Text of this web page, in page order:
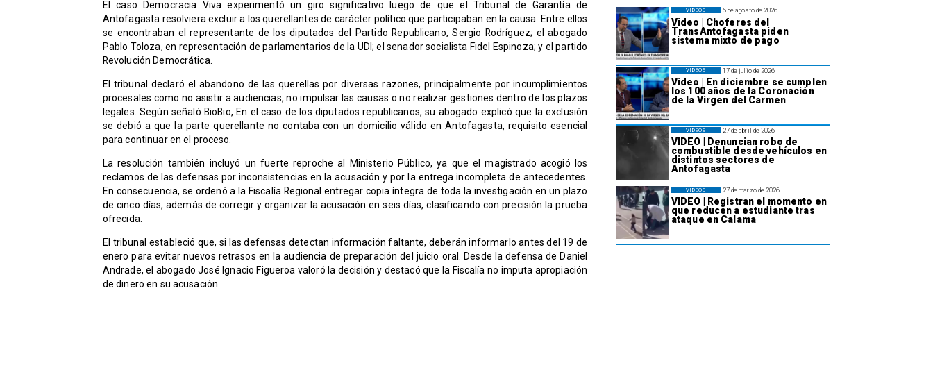
El caso Democracia Viva experimentó un giro significativo luego de que el Tribunal de Garantía de
Antofagasta resolviera excluir a los querellantes de carácter político que participaban en la causa. Entre ellos
se encontraban el representante de los diputados del Partido Republicano, Sergio Rodríguez; el abogado
Pablo Toloza, en representación de parlamentarios de la UDI; el senador socialista Fidel Espinoza; y el partido
Revolución Democrática.
El tribunal declaró el abandono de las querellas por diversas razones, principalmente por incumplimientos
procesales como no asistir a audiencias, no impulsar las causas o no realizar gestiones dentro de los plazos
legales. Según señaló BioBio, En el caso de los diputados republicanos, su abogado explicó que la exclusión
se debió a que la parte querellante no contaba con un domicilio válido en Antofagasta, requisito esencial
para continuar en el proceso.
La resolución también incluyó un fuerte reproche al Ministerio Público, ya que el magistrado acogió los
reclamos de las defensas por inconsistencias en la acusación y por la entrega incompleta de antecedentes.
En consecuencia, se ordenó a la Fiscalía Regional entregar copia íntegra de toda la investigación en un plazo
de cinco días, además de corregir y organizar la acusación en seis días, clasificando con precisión la prueba
ofrecida.
El tribunal estableció que, si las defensas detectan información faltante, deberán informarlo antes del 19 de
enero para evitar nuevos retrasos en la audiencia de preparación del juicio oral. Desde la defensa de Daniel
Andrade, el abogado José Ignacio Figueroa valoró la decisión y destacó que la Fiscalía no imputa apropiación
de dinero en su acusación.
6 de agosto de 2026
Video | Choferes del
TransAntofagasta piden
sistema mixto de pago
VIDEOS
17 de julio de 2026
Video | En diciembre se cumplen
los 100 años de la Coronación
de la Virgen del Carmen
VIDEOS
27 de abril de 2026
VIDEO | Denuncian robo de
combustible desde vehículos en
distintos sectores de
Antofagasta
VIDEOS
27 de marzo de 2026
VIDEO | Registran el momento en
que reducen a estudiante tras
ataque en Calama
VIDEOS